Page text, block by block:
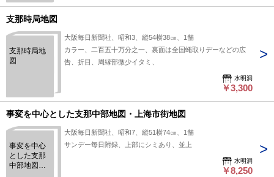
支那時局地図
支那時局地
図
大阪毎日新聞社、昭和3、縦54横38㎝、1舗
カラー、二百五十万分之一、裏面は全国蠅取りデーなどの広
告、折目、周縁部微少イタミ、
水明洞
￥3,300
事変を中心とした支那中部地図・上海市街地図
事変を中心
とした支那
中部地図・
大阪毎日新聞社、昭和7、縦51横74㎝、1舗
サンデー毎日附録、上部にシミあり、並上
水明洞
￥8,250